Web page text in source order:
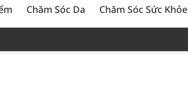
Chăm Sóc Da Chăm Sóc Sức Khỏe